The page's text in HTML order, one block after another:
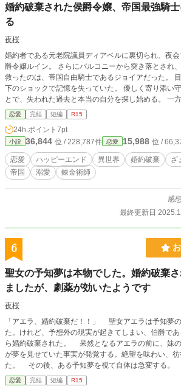
婚約破棄された侯爵令嬢、帝国最強騎
る
夜桜
婚約者である元老院議員ディアベルに裏切られ、夜
爵令嬢ルイン。 さらにバルコニーから突き落とされ
救ったのは、帝国自由騎士であるジョイアだった。 目を覚ましたルインは、落
下のショックで記憶を失っていた。 優しく寄り添い
とで、失われた過去と本当の自分を探し始める。 一方、ルインが生きていると
知ったディアベルと愛人セリエは、再び彼女を排除し
し、ルインの中に眠っていた錬金術師としての才能が
けを得て、裏切った元婚約者に立ち向かう力を取り戻
恋愛 完結 短編 R15
24h.ポイント 7pt
小説 36,844 位 / 228,787件 恋愛 15,988 位 /
恋愛 ハッピーエンド 異世界 婚約破棄 ざ
帝国
溺愛 錬金術師
感
最終更新日
6
聖女の予知夢は本物でした。婚約破棄
ましたが、劇薬が効いたようです
夜桜
「アエラ、婚約破棄だ！！」 聖女アエラは予知夢の力で幸せになるはずだっ
た。けれど、予想外の現実が起きてしまい、伯爵で
ら婚約破棄された。 呆然となるアエラの前に、妹
が夢を見せていた事実が発覚する。絶望を味わい、
た。 その後、ある予知夢を視て自体は急変する。 この予知夢は本物だった
――。 ※他でも掲載中です
恋愛 完結 短編 R15